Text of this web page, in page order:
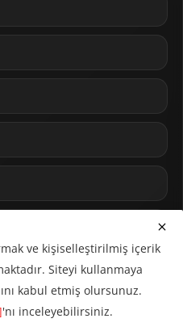
ve kişiselleştirilmiş içerik
Siteyi kullanmaya
kabul etmiş olursunuz.
'nı inceleyebilirsiniz.